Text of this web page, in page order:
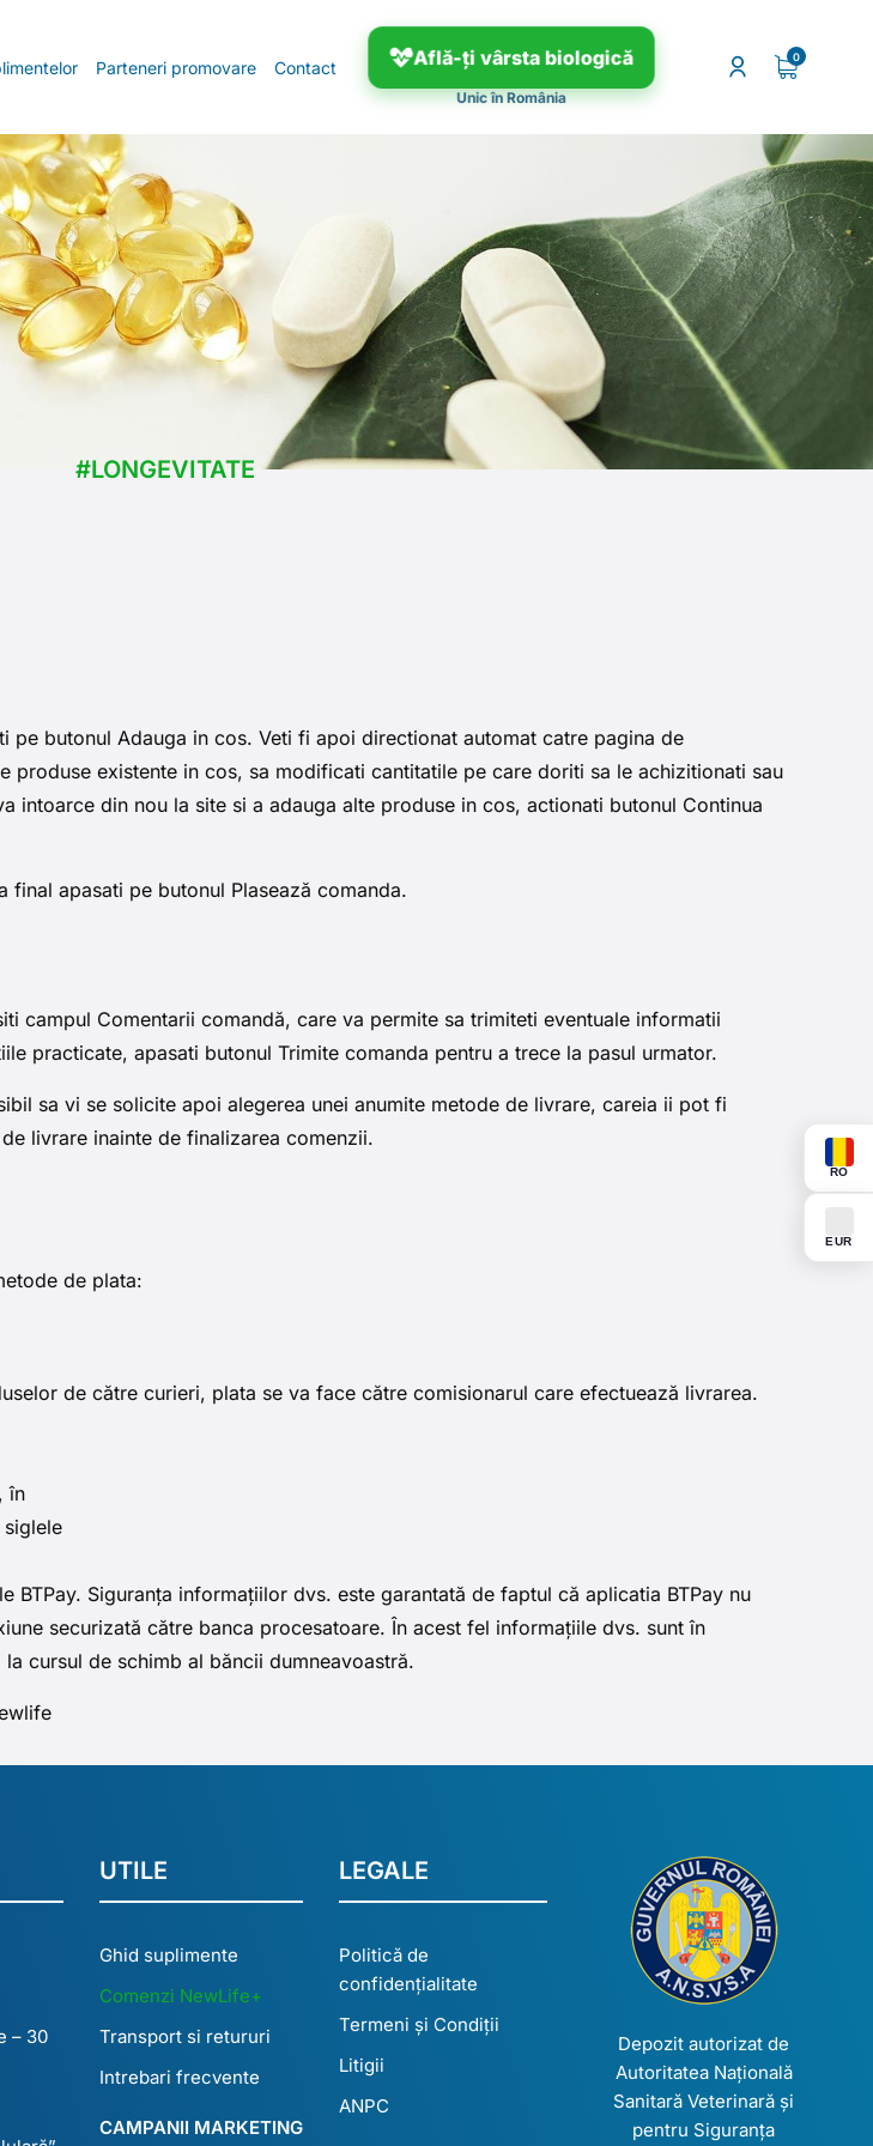
Parteneri promovare Contact Află-ți vârsta biologică
Unic în România
#LONGEVITATE
butonul Adauga in cos. Veti fi apoi directionat automat catre pagina de
existente in cos, sa modificati cantitatile pe care doriti sa le achizitionati sau
intoarce din nou la site si a adauga alte produse in cos, actionati butonul Continua
apasati pe butonul Plasează comanda.
campul Comentarii comandă, care va permite sa trimiteti eventuale informatii
practicate, apasati butonul Trimite comanda pentru a trece la pasul urmator.
sa vi se solicite apoi alegerea unei anumite metode de livrare, careia ii pot fi
livrare inainte de finalizarea comenzii.
de plata:
de către curieri, plata se va face către comisionarul care efectuează livrarea.
în
Siguranța informațiilor dvs. este garantată de faptul că aplicatia BTPay nu
securizată către banca procesatoare. În acest fel informațiile dvs. sunt în
cursul de schimb al băncii dumneavoastră.
– 30
UTILE
Ghid suplimente
Comenzi NewLife+
Transport si retururi
Intrebari frecvente
CAMPANII MARKETING
LEGALE
Politică de
confidențialitate
Termeni și Condiții
Litigii
ANPC
Depozit autorizat de
Autoritatea Națională
Sanitară Veterinară și
pentru Siguranța
RO
EUR